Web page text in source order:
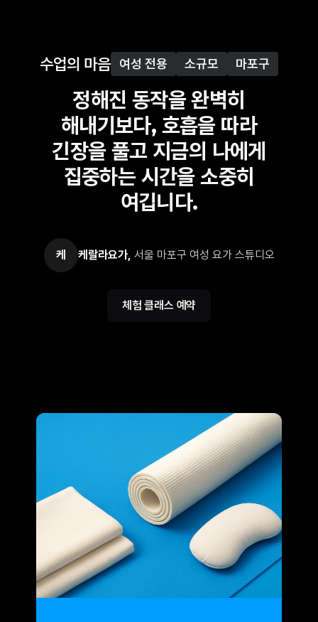
수업의 마음 여성 전용 소규모 마포구
정해진 동작을 완벽히
해내기보다, 호흡을 따라
긴장을 풀고 지금의 나에게
집중하는 시간을 소중히
여깁니다.
케 케랄라요가, 서울 마포구 여성 요가 스튜디오
체험 클래스 예약